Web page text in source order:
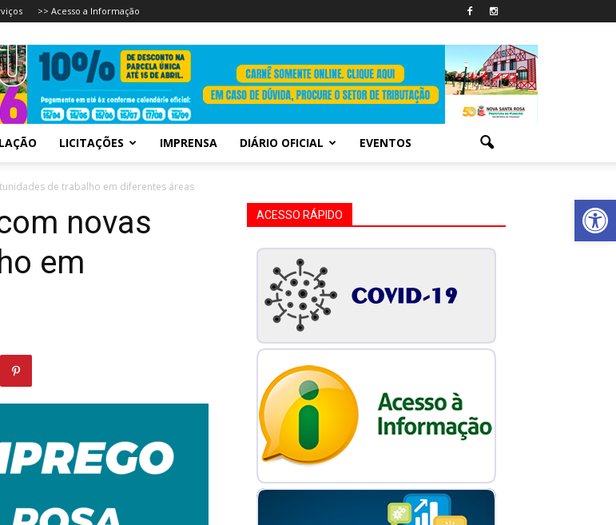
Abrir
>> Acesso a Informação
LICITAÇÕES IMPRENSA DIÁRIO OFICIAL EVENTOS
de trabalho em diferentes áreas
novas
em
ACESSO RÁPIDO